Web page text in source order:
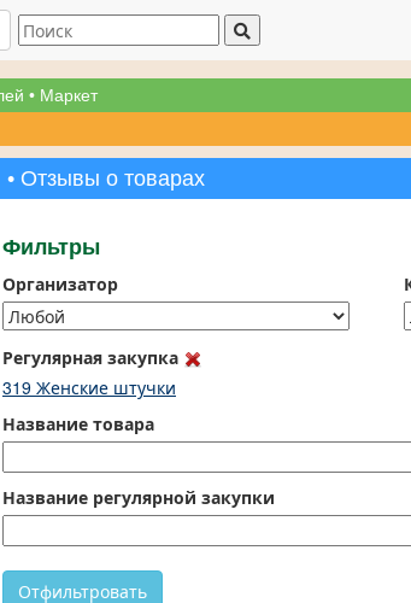
• Маркет
• Отзывы о товарах
Фильтры
Организатор
Регулярная закупка
319 Женские штучки
Название товара
Название регулярной закупки